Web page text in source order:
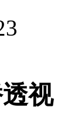
视